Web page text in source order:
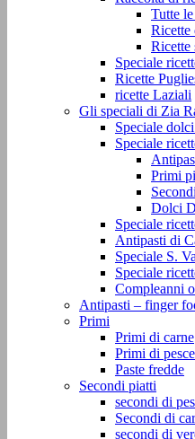
Tutte
Ricette
Ricette
Speciale
Ricette
ricette Laziali
Gli speciali di Zia
Speciale
Speciale
Primi
Dolci
Speciale
Antipasti di
Speciale S.
Speciale
Compleanni
Antipasti – finger
Primi
Primi di carne
Primi di pesce
Paste fredde
Secondi piatti
secondi di
Secondi di
secondi di